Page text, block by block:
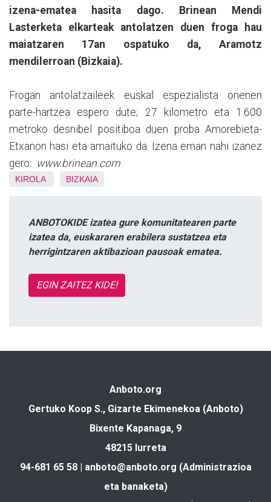
izena-ematea hasita dago. Brinean Mendi
Lasterketa elkarteak antolatzen duen froga hau
maiatzaren 17an ospatuko da, Aramotz
mendilerroan (Bizkaia).
Frogan antolatzaileek euskal espezialista onenen
parte-hartzea espero dute; 27 kilometro eta 1.600
metroko desnibel positiboa duen proba Amorebieta-
Etxanon hasi eta amaituko da. Izena eman nahi izanez
gero: www.brinean.com
KIROLA BIZKAIA
ANBOTOKIDE izatea gure komunitatearen parte
izatea da, euskararen erabilera sustatzea eta
herrigintzaren aktibazioan pausoak ematea.
EGIN ZAITEZ KIDE!
Anboto.org
Gertuko Koop S., Gizarte Ekimenekoa (Anboto)
Bixente Kapanaga, 9
48215 Iurreta
94-681 65 58 | anboto@anboto.org (Administrazioa
eta banaketa)